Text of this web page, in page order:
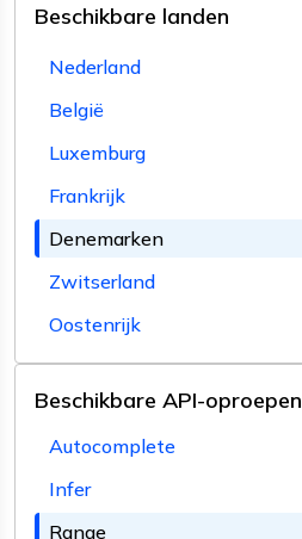
Beschikbare landen
Nederland
België
Luxemburg
Frankrijk
Denemarken
Zwitserland
Oostenrijk
Beschikbare API-oproepen
Autocomplete
Infer
Range